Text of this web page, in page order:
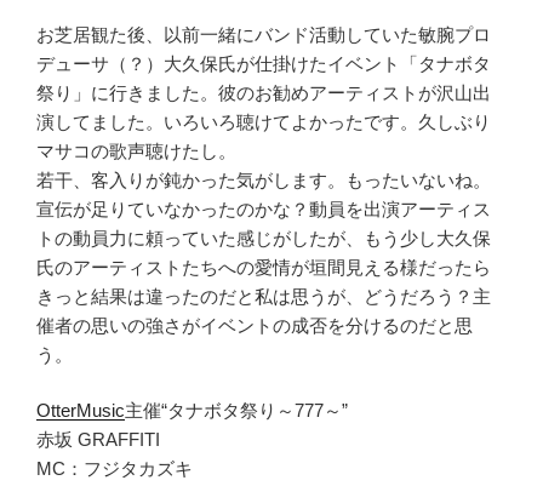
お芝居観た後、以前一緒にバンド活動していた敏腕プロ
デューサ（？）大久保氏が仕掛けたイベント「タナボタ
祭り」に行きました。彼のお勧めアーティストが沢山出
演してました。いろいろ聴けてよかったです。久しぶり
マサコの歌声聴けたし。
若干、客入りが鈍かった気がします。もったいないね。
宣伝が足りていなかったのかな？動員を出演アーティス
トの動員力に頼っていた感じがしたが、もう少し大久保
氏のアーティストたちへの愛情が垣間見える様だったら
きっと結果は違ったのだと私は思うが、どうだろう？主
催者の思いの強さがイベントの成否を分けるのだと思
う。
OtterMusic主催“タナボタ祭り～777～”
赤坂 GRAFFITI
MC：フジタカズキ